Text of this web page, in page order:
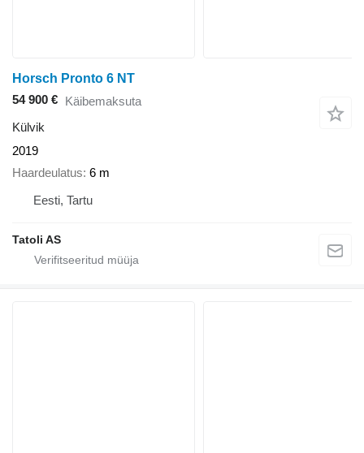
Horsch Pronto 6 NT
54 900 € Käibemaksuta
Külvik
2019
Haardeulatus 6 m
Eesti, Tartu
Tatoli AS